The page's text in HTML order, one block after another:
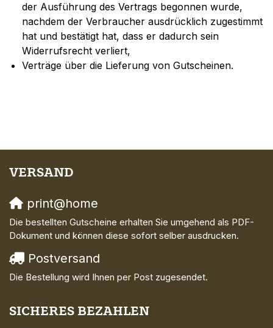
der Ausführung des Vertrags begonnen wurde,
nachdem der Verbraucher ausdrücklich zugestimmt
hat und bestätigt hat, dass er dadurch sein
Widerrufsrecht verliert,
Verträge über die Lieferung von Gutscheinen.
VERSAND
print@home
Die bestellten Gutscheine erhalten Sie umgehend als PDF-
Dokument und können diese sofort selber ausdrucken.
Postversand
Die Bestellung wird Ihnen per Post zugesendet.
SICHERES BEZAHLEN